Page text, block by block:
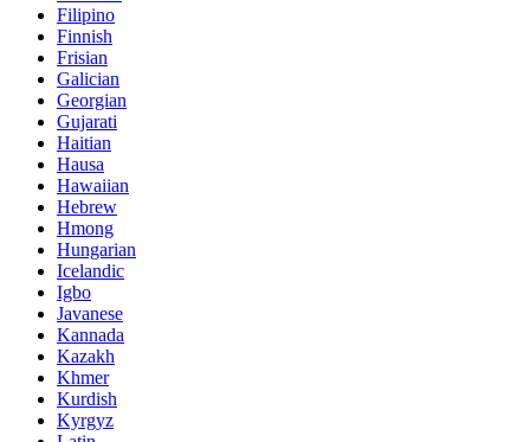
Filipino
Finnish
Frisian
Galician
Georgian
Gujarati
Haitian
Hausa
Hawaiian
Hebrew
Hmong
Hungarian
Icelandic
Igbo
Javanese
Kannada
Kazakh
Khmer
Kurdish
Kyrgyz